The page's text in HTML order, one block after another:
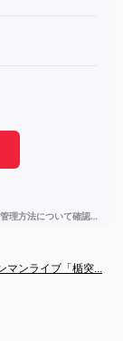
マンライブ「楯突...